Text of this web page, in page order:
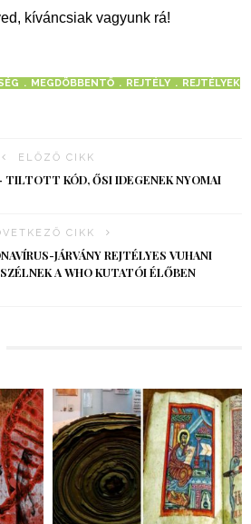
kíváncsiak vagyunk rá!
MEGDÖBBENTŐ REJTÉLY REJTÉLYEK
ELŐZŐ CIKK
TILTOTT KÓD, ŐSI IDEGENEK NYOMAI
CIKK
JÁRVÁNY REJTÉLYES VUHANI
A WHO KUTATÓI ÉLŐBEN